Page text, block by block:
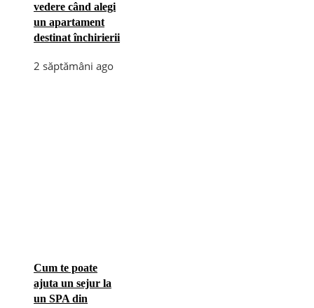
vedere când alegi
un apartament
destinat închirierii
2 săptămâni ago
Cum te poate
ajuta un sejur la
un SPA din